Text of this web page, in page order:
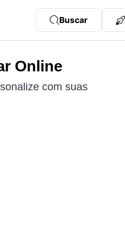
Buscar
Online
com suas